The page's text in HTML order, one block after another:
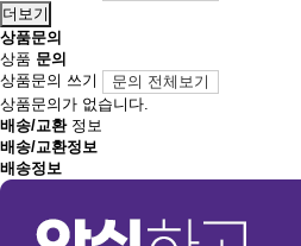
더보기
상품문의
상품 문의
상품문의 쓰기
문의 전체보기
상품문의가 없습니다.
배송/교환정보
배송/교환정보
배송정보